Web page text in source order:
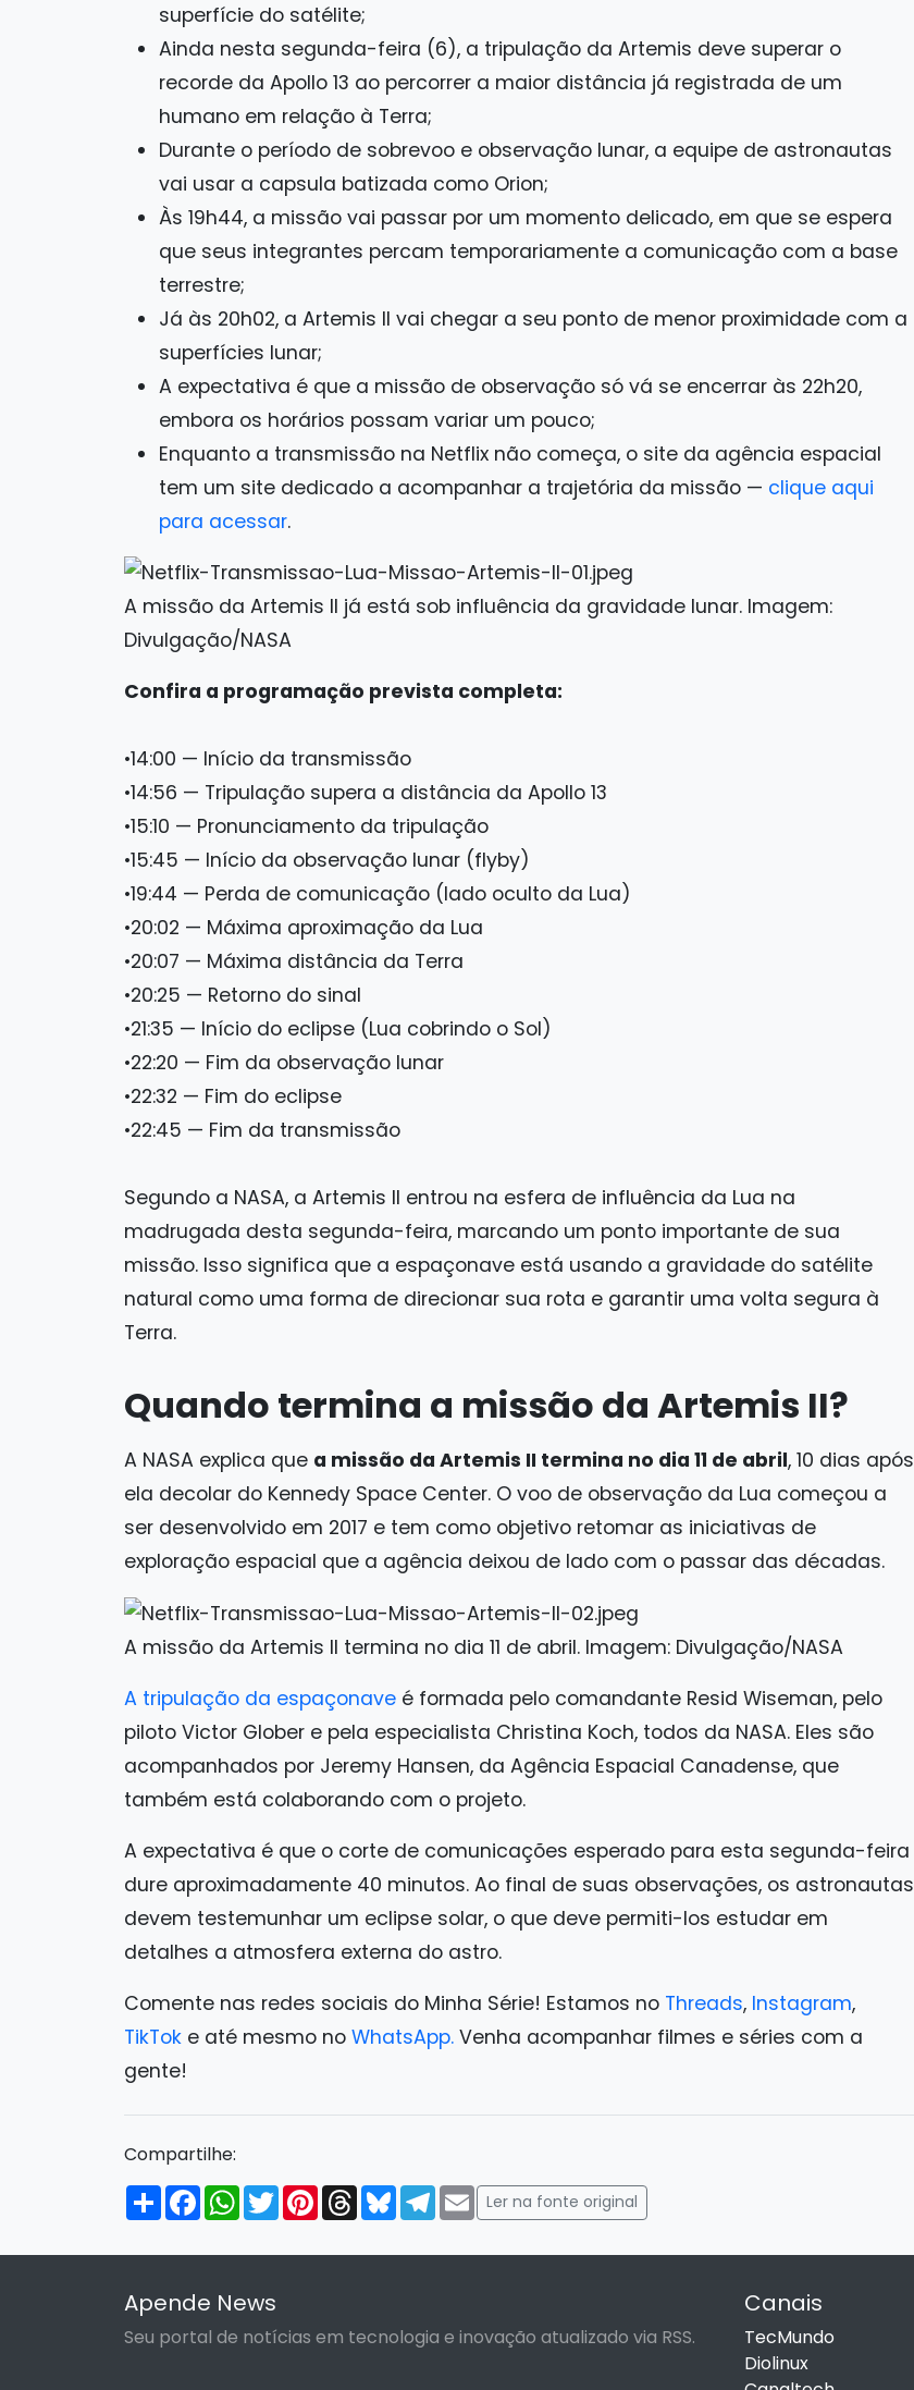
superfície do satélite;
Ainda nesta segunda-feira (6), a tripulação da Artemis deve superar o
recorde da Apollo 13 ao percorrer a maior distância já registrada de um
humano em relação à Terra;
Durante o período de sobrevoo e observação lunar, a equipe de astronautas
vai usar a capsula batizada como Orion;
Às 19h44, a missão vai passar por um momento delicado, em que se espera
que seus integrantes percam temporariamente a comunicação com a base
terrestre;
Já às 20h02, a Artemis II vai chegar a seu ponto de menor proximidade com a
superfícies lunar;
A expectativa é que a missão de observação só vá se encerrar às 22h20,
embora os horários possam variar um pouco;
Enquanto a transmissão na Netflix não começa, o site da agência espacial
tem um site dedicado a acompanhar a trajetória da missão — clique aqui
para acessar.
A missão da Artemis II já está sob influência da gravidade lunar. Imagem:
Divulgação/NASA
Confira a programação prevista completa:
•14:00 — Início da transmissão
•14:56 — Tripulação supera a distância da Apollo 13
•15:10 — Pronunciamento da tripulação
•15:45 — Início da observação lunar (flyby)
•19:44 — Perda de comunicação (lado oculto da Lua)
•20:02 — Máxima aproximação da Lua
•20:07 — Máxima distância da Terra
•20:25 — Retorno do sinal
•21:35 — Início do eclipse (Lua cobrindo o Sol)
•22:20 — Fim da observação lunar
•22:32 — Fim do eclipse
•22:45 — Fim da transmissão
Segundo a NASA, a Artemis II entrou na esfera de influência da Lua na
madrugada desta segunda-feira, marcando um ponto importante de sua
missão. Isso significa que a espaçonave está usando a gravidade do satélite
natural como uma forma de direcionar sua rota e garantir uma volta segura à
Terra.
Quando termina a missão da Artemis II?
A NASA explica que a missão da Artemis II termina no dia 11 de abril, 10 dias após
ela decolar do Kennedy Space Center. O voo de observação da Lua começou a
ser desenvolvido em 2017 e tem como objetivo retomar as iniciativas de
exploração espacial que a agência deixou de lado com o passar das décadas.
A missão da Artemis II termina no dia 11 de abril. Imagem: Divulgação/NASA
A tripulação da espaçonave é formada pelo comandante Resid Wiseman, pelo
piloto Victor Glober e pela especialista Christina Koch, todos da NASA. Eles são
acompanhados por Jeremy Hansen, da Agência Espacial Canadense, que
também está colaborando com o projeto.
A expectativa é que o corte de comunicações esperado para esta segunda-feira
dure aproximadamente 40 minutos. Ao final de suas observações, os astronautas
devem testemunhar um eclipse solar, o que deve permiti-los estudar em
detalhes a atmosfera externa do astro.
Comente nas redes sociais do Minha Série! Estamos no Threads, Instagram,
TikTok e até mesmo no WhatsApp. Venha acompanhar filmes e séries com a
gente!
Compartilhe:
Compartilhar
FacebookWhatsApp
TwitterPinterestThreadsBlueskyTelegram
Email
Ler na fonte original
Apende News
Seu portal de notícias em tecnologia e inovação atualizado via RSS.
Canais
TecMundo
Diolinux